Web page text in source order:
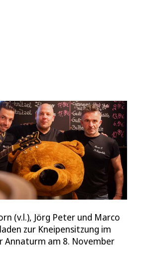
(v.l.), Jörg Peter und Marco
zur Kneipensitzung im
Annaturm am 8. November